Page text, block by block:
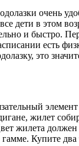
очень
дети в этом
и быстро.
есть
это
жилет
жилета должен
Купите два